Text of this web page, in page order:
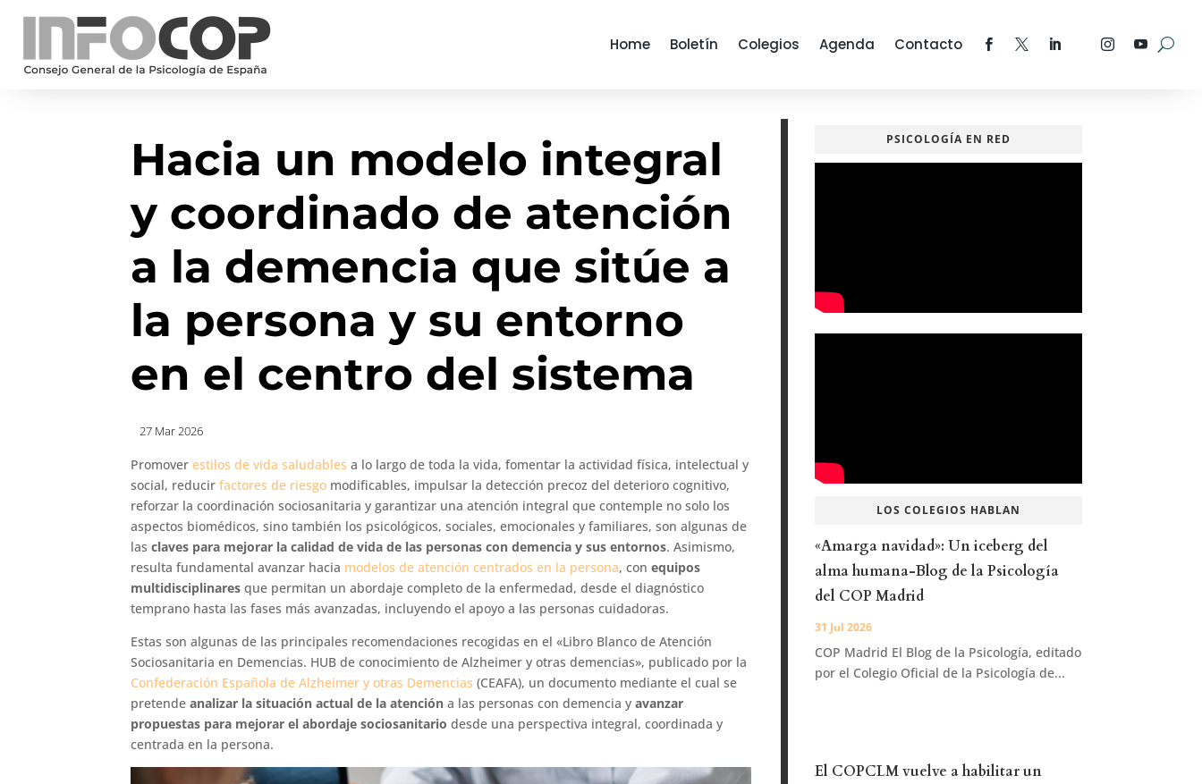
Home Boletín Colegios Agenda Contacto
Hacia un modelo integral
y coordinado de atención
a la demencia que sitúe a
la persona y su entorno
en el centro del sistema
27 Mar 2026
Promoverestilos de vida saludables a lo largo de toda la vida, fomentar la actividad física, intelectual y
social, reducirfactores de riesgo modificables, impulsar la detección precoz del deterioro cognitivo,
reforzar la coordinación sociosanitaria y garantizar una atención integral que contemple no solo los
aspectos biomédicos, sino también los psicológicos, sociales, emocionales y familiares, son algunas de
lasclaves para mejorar la calidad de vida de las personas con demencia y sus entornos. Asimismo,
resulta fundamental avanzar hacia modelos de atención centrados en la persona, conequipos
multidisciplinares que permitan un abordaje completo de la enfermedad, desde el diagnóstico
temprano hasta las fases más avanzadas, incluyendo el apoyo a las personas cuidadoras.
Estas son algunas de las principales recomendaciones recogidas en el «Libro Blanco de Atención
Sociosanitaria en Demencias. HUB de conocimiento de Alzheimer y otras demencias», publicado por la
Confederación Española de Alzheimer y otras Demencias (CEAFA), un documento mediante el cual se
pretendeanalizar la situación actual de la atención a las personas con demencia yavanzar
propuestas para mejorar el abordaje sociosanitario desde una perspectiva integral, coordinada y
centrada en la persona.
PSICOLOGÍA EN RED
LOS COLEGIOS HABLAN
«Amarga navidad»: Un iceberg del
alma humana-Blog de la Psicología
del COP Madrid
31 Jul 2026
COP Madrid El Blog de la Psicología, editado
por el Colegio Oficial de la Psicología de...
El COPCLM vuelve a habilitar un